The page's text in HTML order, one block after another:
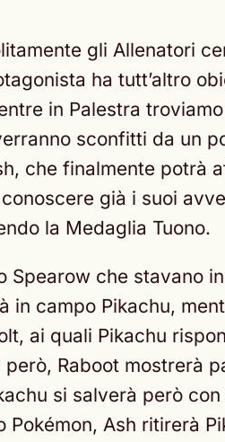
gli Allenatori
ha tutt’altro
in Palestra
sconfitti da un
che finalmente potrà
già i suoi
la Medaglia Tuono.
che stavano
campo Pikachu,
ai quali Pikachu
Raboot mostrerà
si salverà però
Ash ritirerà